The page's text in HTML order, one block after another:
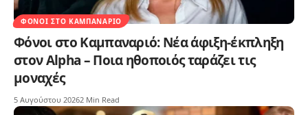
ΦΌΝΟΙ ΣΤΟ ΚΑΜΠΑΝΑΡΙΌ
Φόνοι στο Καμπαναριό: Νέα άφιξη-έκπληξη
στον Alpha – Ποια ηθοποιός ταράζει τις
μοναχές
5 Αυγούστου 20262 Min Read